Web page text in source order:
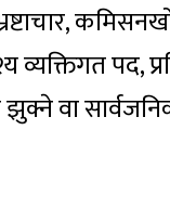
पद,
झुक्ने वा